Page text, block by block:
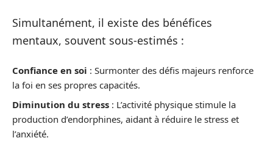
Simultanément, il existe des bénéfices
mentaux, souvent sous-estimés :
Confiance en soi : Surmonter des défis majeurs renforce
la foi en ses propres capacités.
Diminution du stress : L’activité physique stimule la
production d’endorphines, aidant à réduire le stress et
l’anxiété.